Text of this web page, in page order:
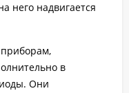
него надвигается
приборам,
в
Они